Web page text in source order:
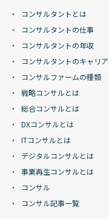
コンサルタントとは
コンサルタントの仕事
コンサルタントの年収
コンサルタントのキャリア
コンサルファームの種類
戦略コンサルとは
総合コンサルとは
DXコンサルとは
ITコンサルとは
デジタルコンサルとは
事業再生コンサルとは
コンサル
コンサル記事一覧